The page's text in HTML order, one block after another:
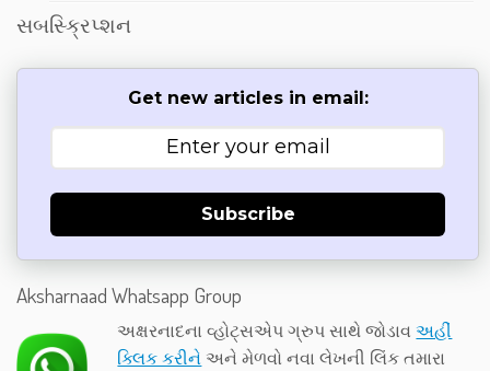
સબસ્ક્રિપ્શન
Get new articles in email:
Subscribe
Aksharnaad Whatsapp Group
અક્ષરનાદના વ્હોટ્સએપ ગ્રુપ સાથે જોડાવઅહીં
ક્લિક કરીને અને મેળવો નવા લેખની લિંક તમારા